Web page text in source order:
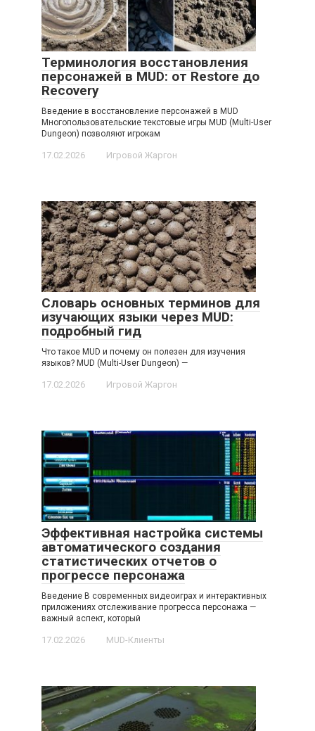
Терминология восстановления
персонажей в MUD: от Restore до
Recovery
Введение в восстановление персонажей в MUD
Многопользовательские текстовые игры MUD (Multi-User
Dungeon) позволяют игрокам
17.02.2026 Игровой Жаргон
Словарь основных терминов для
изучающих языки через MUD:
подробный гид
Что такое MUD и почему он полезен для изучения
языков? MUD (Multi-User Dungeon) —
17.02.2026 Игровой Жаргон
Эффективная настройка системы
автоматического создания
статистических отчетов о
прогрессе персонажа
Введение В современных видеоиграх и интерактивных
приложениях отслеживание прогресса персонажа —
важный аспект, который
17.02.2026 MUD-Клиенты